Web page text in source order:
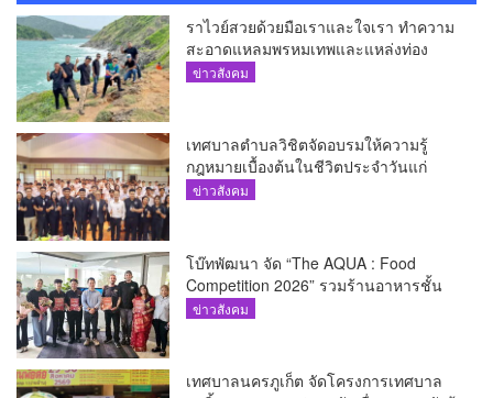
ราไวย์สวยด้วยมือเราและใจเรา ทำความ
สะอาดแหลมพรหมเทพและแหล่งท่อง
เที่ยว
ข่าวสังคม
เทศบาลตำบลวิชิตจัดอบรมให้ความรู้
กฎหมายเบื้องต้นในชีวิตประจำวันแก่
เยาวชน
ข่าวสังคม
โบ๊ทพัฒนา จัด “The AQUA : Food
Competition 2026” รวมร้านอาหารชั้น
นำของ The Shopps at The AQUA ชู
ข่าวสังคม
เทศบาลนครภูเก็ต จัดโครงการเทศบาล